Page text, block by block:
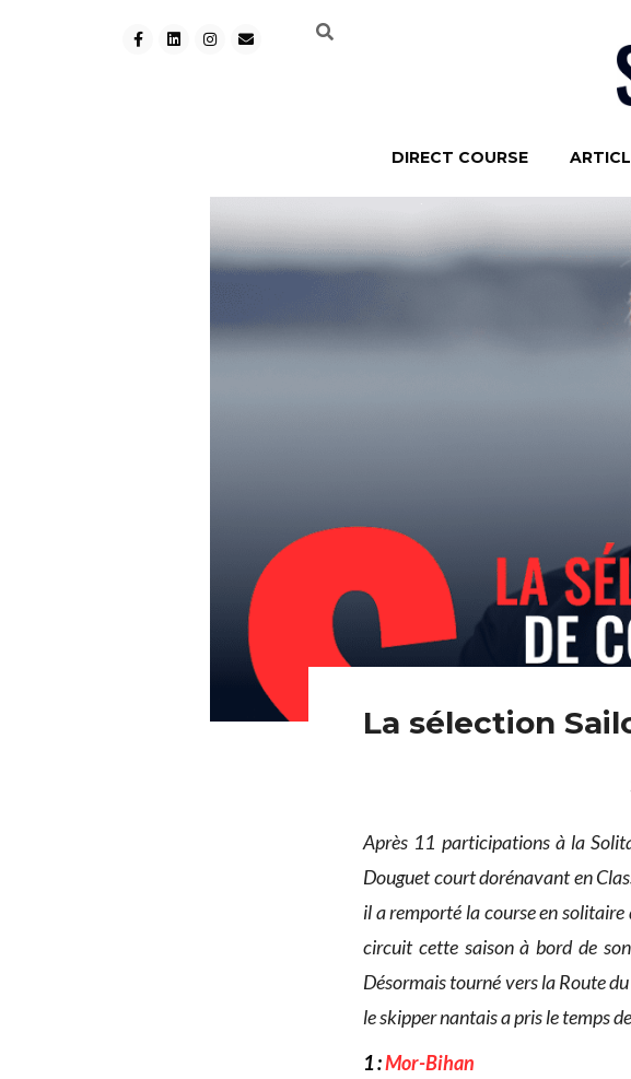
DIRECT COURSE
La sélection
Après 11 participations à la
Douguet court dorénavant en
il a remporté la course en
circuit cette saison à bord de
Désormais tourné vers la Route
le skipper nantais a pris le temps
1 :Mor-Bihan